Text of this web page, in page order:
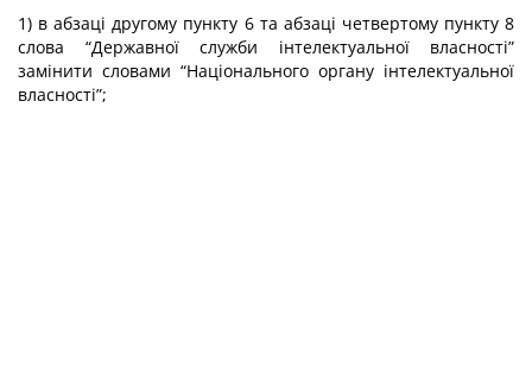
1) в абзаці другому пункту 6 та абзаці четвертому пункту 8
слова “Державної служби інтелектуальної власності”
замінити словами “Національного органу інтелектуальної
власності”;